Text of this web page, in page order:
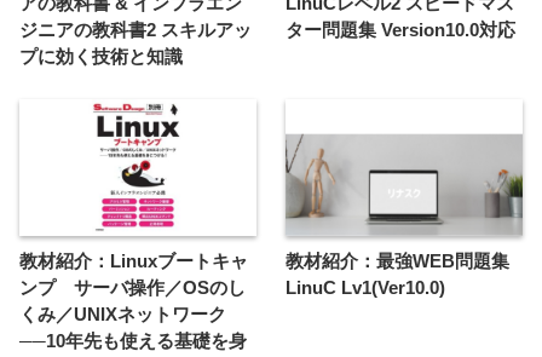
ジニアの教科書2 スキルアッ
プに効く技術と知識
ター問題集 Version10.0対応
教材紹介：Linuxブートキャ
ンプ サーバ操作／OSのし
くみ／UNIXネットワーク
──10年先も使える基礎を身
教材紹介：最強WEB問題集
LinuC Lv1(Ver10.0)